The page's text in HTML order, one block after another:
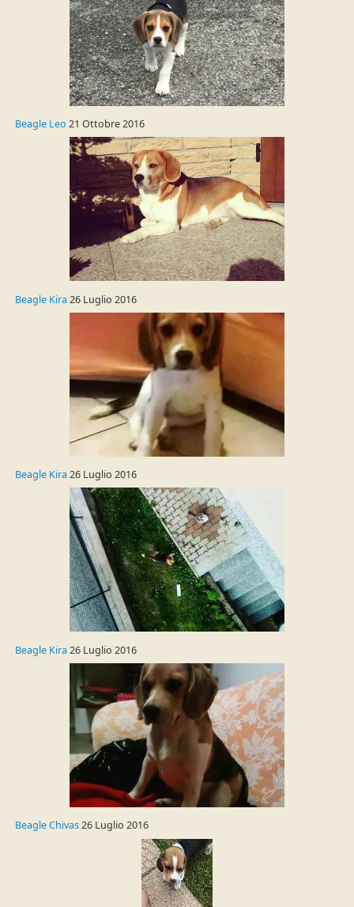
Beagle Leo 21 Ottobre 2016
Beagle Kira 26 Luglio 2016
Beagle Kira 26 Luglio 2016
Beagle Kira 26 Luglio 2016
Beagle Chivas26 Luglio 2016